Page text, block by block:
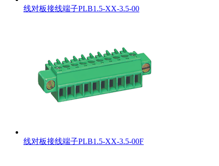
线对板接线端子PLB1.5-XX-3.5-00
线对板接线端子PLB1.5-XX-3.5-00F